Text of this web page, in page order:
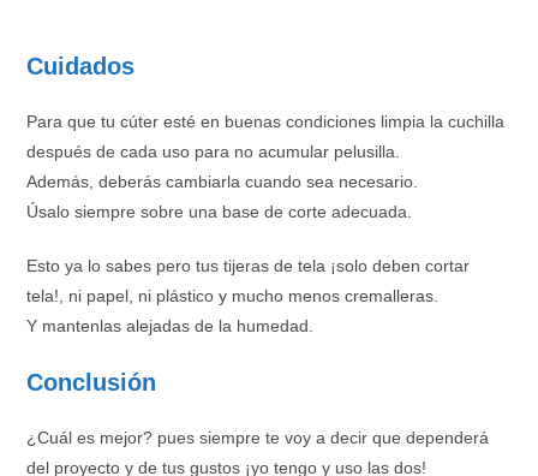
Cuidados
Para que tu cúter esté en buenas condiciones limpia la cuchilla
después de cada uso para no acumular pelusilla.
Además, deberás cambiarla cuando sea necesario.
Úsalo siempre sobre una base de corte adecuada.
Esto ya lo sabes pero tus tijeras de tela ¡solo deben cortar
tela!, ni papel, ni plástico y mucho menos cremalleras.
Y mantenlas alejadas de la humedad.
Conclusión
¿Cuál es mejor? pues siempre te voy a decir que dependerá
del proyecto y de tus gustos ¡yo tengo y uso las dos!